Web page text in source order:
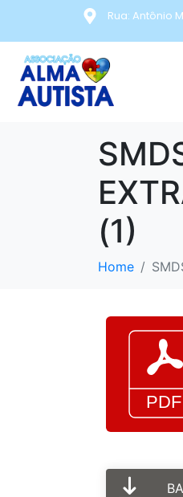
Rua: Antônio
(1)
Home